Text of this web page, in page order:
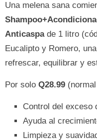
Una melena sana
Anticaspade 1 litro
Eucalipto y Romero,
refrescar, equilibrar y
Por solo Q28.99
Control del exceso
Ayuda al
Limpieza y